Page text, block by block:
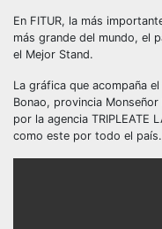
En FITUR, la más
más grande del mundo, el
el Mejor Stand.
La gráfica que acompaña
Bonao, provincia
por la agencia TRIPLEATE
como este por todo el país.